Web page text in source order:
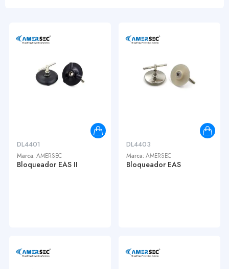
DL4401
Marca: AMERSEC
Bloqueador EAS II
DL4403
Marca: AMERSEC
Bloqueador EAS